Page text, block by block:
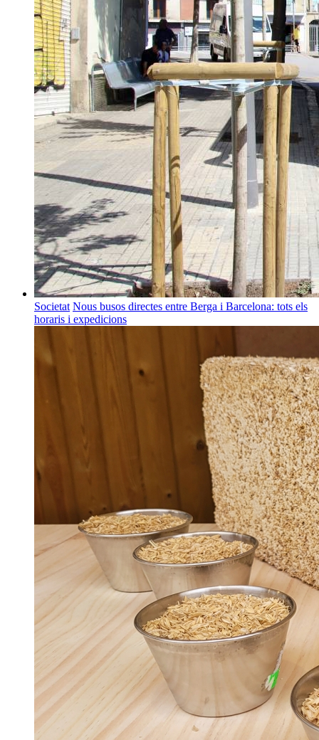
Societat Nous busos directes entre Berga i Barcelona: tots els
horaris i expedicions